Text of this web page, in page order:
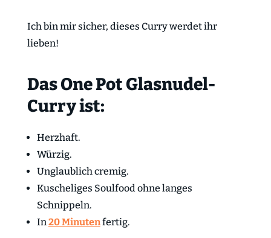
Ich bin mir sicher, dieses Curry werdet ihr
lieben!
Das One Pot Glasnudel-
Curry ist:
Herzhaft.
Würzig.
Unglaublich cremig.
Kuscheliges Soulfood ohne langes
Schnippeln.
In 20 Minutenfertig.